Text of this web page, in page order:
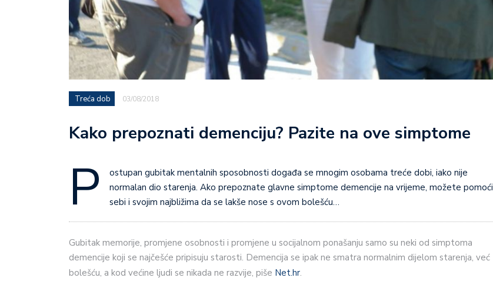
Treća dob 03/08/2018
Kako prepoznati demenciju? Pazite na ove simptome
P
ostupan gubitak mentalnih sposobnosti događa se mnogim osobama treće dobi, iako nije
normalan dio starenja. Ako prepoznate glavne simptome demencije na vrijeme, možete pomoći
sebi i svojim najbližima da se lakše nose s ovom bolešću…
Gubitak memorije, promjene osobnosti i promjene u socijalnom ponašanju samo su neki od simptoma
demencije koji se najčešće pripisuju starosti. Demencija se ipak ne smatra normalnim dijelom starenja, već
bolešću, a kod većine ljudi se nikada ne razvije, piše Net.hr.